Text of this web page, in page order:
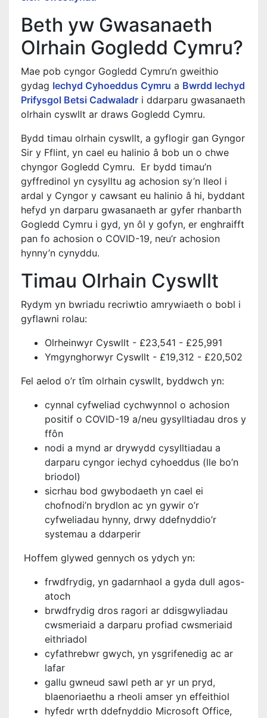
Beth yw Gwasanaeth
Olrhain Gogledd Cymru?
Mae pob cyngor Gogledd Cymru’n gweithio
gydag Iechyd Cyhoeddus Cymru a Bwrdd Iechyd
Prifysgol Betsi Cadwaladr i ddarparu gwasanaeth
olrhain cyswllt ar draws Gogledd Cymru.
Bydd timau olrhain cyswllt, a gyflogir gan Gyngor
Sir y Fflint, yn cael eu halinio â bob un o chwe
chyngor Gogledd Cymru. Er bydd timau’n
gyffredinol yn cysylltu ag achosion sy’n lleol i
ardal y Cyngor y cawsant eu halinio â hi, byddant
hefyd yn darparu gwasanaeth ar gyfer rhanbarth
Gogledd Cymru i gyd, yn ôl y gofyn, er enghraifft
pan fo achosion o COVID-19, neu’r achosion
hynny’n cynyddu.
Timau Olrhain Cyswllt
Rydym yn bwriadu recriwtio amrywiaeth o bobl i
gyflawni rolau:
Olrheinwyr Cyswllt - £23,541 - £25,991
Ymgynghorwyr Cyswllt - £19,312 - £20,502
Fel aelod o’r tîm olrhain cyswllt, byddwch yn:
cynnal cyfweliad cychwynnol o achosion
positif o COVID-19 a/neu gysylltiadau dros y
ffôn
nodi a mynd ar drywydd cysylltiadau a
darparu cyngor iechyd cyhoeddus (lle bo’n
briodol)
sicrhau bod gwybodaeth yn cael ei
chofnodi’n brydlon ac yn gywir o’r
cyfweliadau hynny, drwy ddefnyddio’r
systemau a ddarperir
Hoffem glywed gennych os ydych yn:
frwdfrydig, yn gadarnhaol a gyda dull agos-
atoch
brwdfrydig dros ragori ar ddisgwyliadau
cwsmeriaid a darparu profiad cwsmeriaid
eithriadol
cyfathrebwr gwych, yn ysgrifenedig ac ar
lafar
gallu gwneud sawl peth ar yr un pryd,
blaenoriaethu a rheoli amser yn effeithiol
hyfedr wrth ddefnyddio Microsoft Office,